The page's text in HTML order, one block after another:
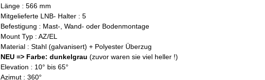
Länge : 566 mm
Mitgelieferte LNB- Halter : 5
Befestigung : Mast-, Wand- oder Bodenmontage
Mount Typ : AZ/EL
Material : Stahl (galvanisert) + Polyester Überzug
NEU => Farbe: dunkelgrau (zuvor waren sie viel heller !)
Elevation : 10° bis 65°
Azimut : 360°